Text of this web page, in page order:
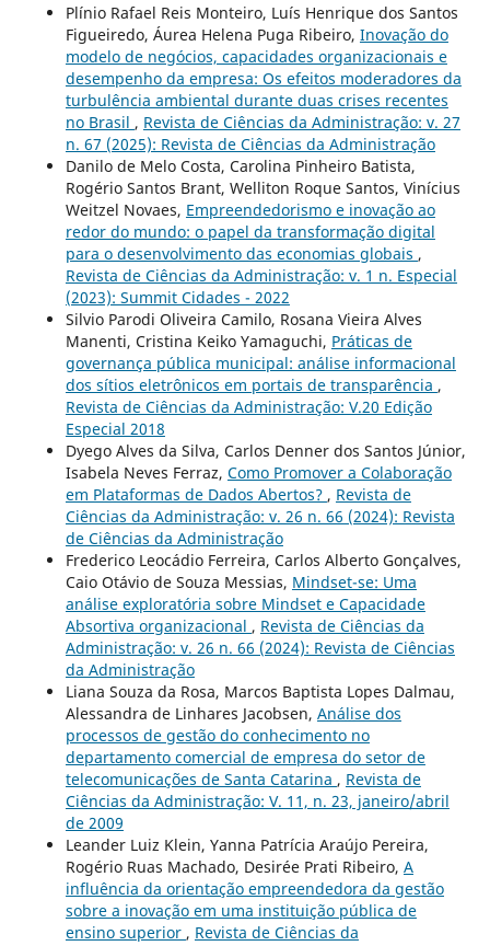
Plínio Rafael Reis Monteiro, Luís Henrique dos Santos
Figueiredo, Áurea Helena Puga Ribeiro, Inovação do
modelo de negócios, capacidades organizacionais e
desempenho da empresa: Os efeitos moderadores da
turbulência ambiental durante duas crises recentes
no Brasil , Revista de Ciências da Administração: v. 27
n. 67 (2025): Revista de Ciências da Administração
Danilo de Melo Costa, Carolina Pinheiro Batista,
Rogério Santos Brant, Welliton Roque Santos, Vinícius
Weitzel Novaes, Empreendedorismo e inovação ao
redor do mundo: o papel da transformação digital
para o desenvolvimento das economias globais ,
Revista de Ciências da Administração: v. 1 n. Especial
(2023): Summit Cidades - 2022
Silvio Parodi Oliveira Camilo, Rosana Vieira Alves
Manenti, Cristina Keiko Yamaguchi, Práticas de
governança pública municipal: análise informacional
dos sítios eletrônicos em portais de transparência ,
Revista de Ciências da Administração: V.20 Edição
Especial 2018
Dyego Alves da Silva, Carlos Denner dos Santos Júnior,
Isabela Neves Ferraz, Como Promover a Colaboração
em Plataformas de Dados Abertos? , Revista de
Ciências da Administração: v. 26 n. 66 (2024): Revista
de Ciências da Administração
Frederico Leocádio Ferreira, Carlos Alberto Gonçalves,
Caio Otávio de Souza Messias, Mindset-se: Uma
análise exploratória sobre Mindset e Capacidade
Absortiva organizacional , Revista de Ciências da
Administração: v. 26 n. 66 (2024): Revista de Ciências
da Administração
Liana Souza da Rosa, Marcos Baptista Lopes Dalmau,
Alessandra de Linhares Jacobsen, Análise dos
processos de gestão do conhecimento no
departamento comercial de empresa do setor de
telecomunicações de Santa Catarina , Revista de
Ciências da Administração: V. 11, n. 23, janeiro/abril
de 2009
Leander Luiz Klein, Yanna Patrícia Araújo Pereira,
Rogério Ruas Machado, Desirée Prati Ribeiro, A
influência da orientação empreendedora da gestão
sobre a inovação em uma instituição pública de
ensino superior , Revista de Ciências da